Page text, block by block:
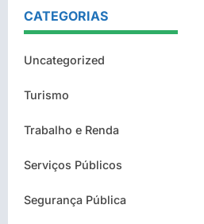
CATEGORIAS
Uncategorized
Turismo
Trabalho e Renda
Serviços Públicos
Segurança Pública